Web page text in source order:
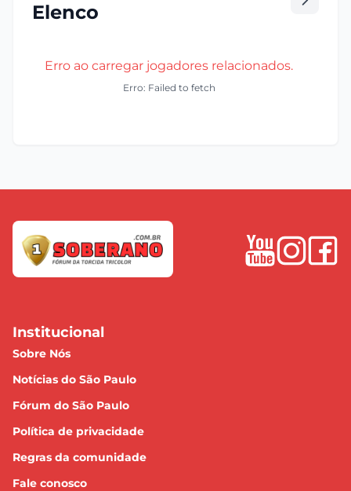
Elenco
Erro ao carregar jogadores relacionados.
Erro: Failed to fetch
Institucional
Sobre Nós
Notícias do São Paulo
Fórum do São Paulo
Política de privacidade
Regras da comunidade
Fale conosco